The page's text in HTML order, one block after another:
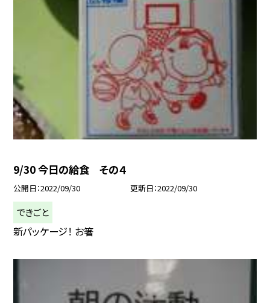
9/30 今日の給食 その４
公開日 2022/09/30 更新日 2022/09/30
できごと
新パッケージ！ お箸